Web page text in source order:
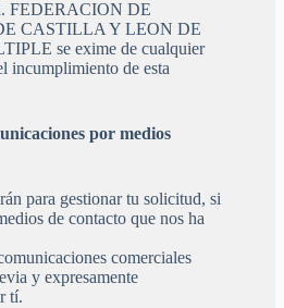
FEDERACION DE
CASTILLA Y LEON DE
se exime de cualquier
incumplimiento de esta
por medios
para gestionar tu solicitud, si
de contacto que nos ha
comerciales
y expresamente
tí.